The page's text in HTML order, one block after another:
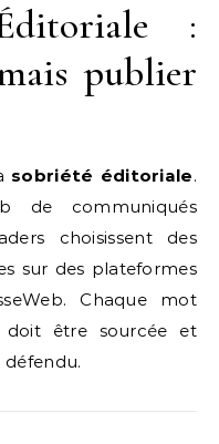
:
publier
sobriété éditoriale.
de communiqués
choisissent des
sur des plateformes
Chaque mot
doit être sourcée et